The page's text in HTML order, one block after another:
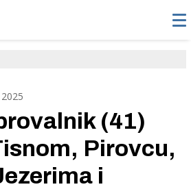
(41)
Pirovcu,
i